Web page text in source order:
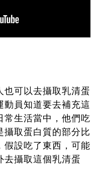
也可以去攝取乳清蛋
動員知道要去補充這
常生活當中，他們吃
攝取蛋白質的部分比
假設吃了東西，可能
去攝取這個乳清蛋